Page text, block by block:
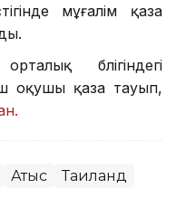
мұғалім қаза
бөлігіндегі
оқушы қаза тауып,
Атыс Таиланд